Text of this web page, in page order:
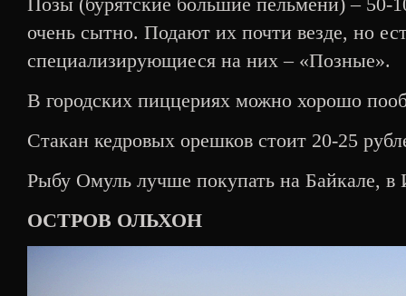
очень сытно. Подают их почти везде, но
специализирующиеся на них – «Позные».
В городских пиццериях можно хорошо
Стакан кедровых орешков стоит 20-25
Рыбу Омуль лучше покупать на Байкале, в
ОСТРОВ ОЛЬХОН